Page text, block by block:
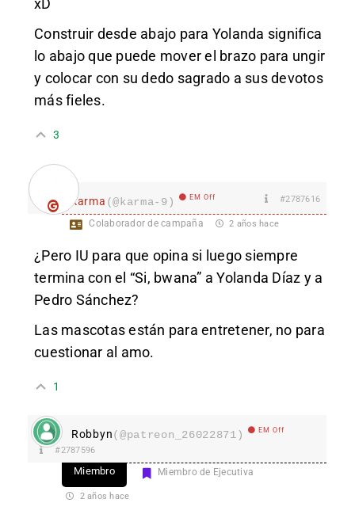
Construir desde abajo para Yolanda significa
lo abajo que puede mover el brazo para ungir
y colocar con su dedo sagrado a sus devotos
más fieles.
3
karma (@karma-9) EM Off #2787616
Colaborador de campaña 2 años hace
¿Pero IU para que opina si luego siempre
termina con el “Si, bwana” a Yolanda Díaz y a
Pedro Sánchez?
Las mascotas están para entretener, no para
cuestionar al amo.
1
Robbyn(@patreon_26022871) EM Off
#2787596
Miembro Miembro de Ejecutiva
2 años hace